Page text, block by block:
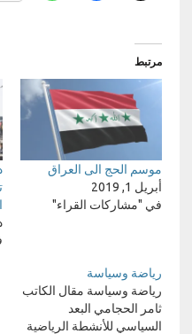
مرتبط
موسم الحج الى العراق
أبريل 1, 2019
في "مشاركات القراء"
رياضة وسياسة
رياضة وسياسة مقال الكاتب
ثامر الحجامي البعد
السياسي للأنشطة الرياضية